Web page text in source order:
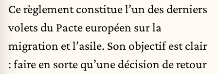
Ce règlement constitue l’un des derniers
volets du Pacte européen sur la
migration et l’asile. Son objectif est clair
: faire en sorte qu’une décision de retour